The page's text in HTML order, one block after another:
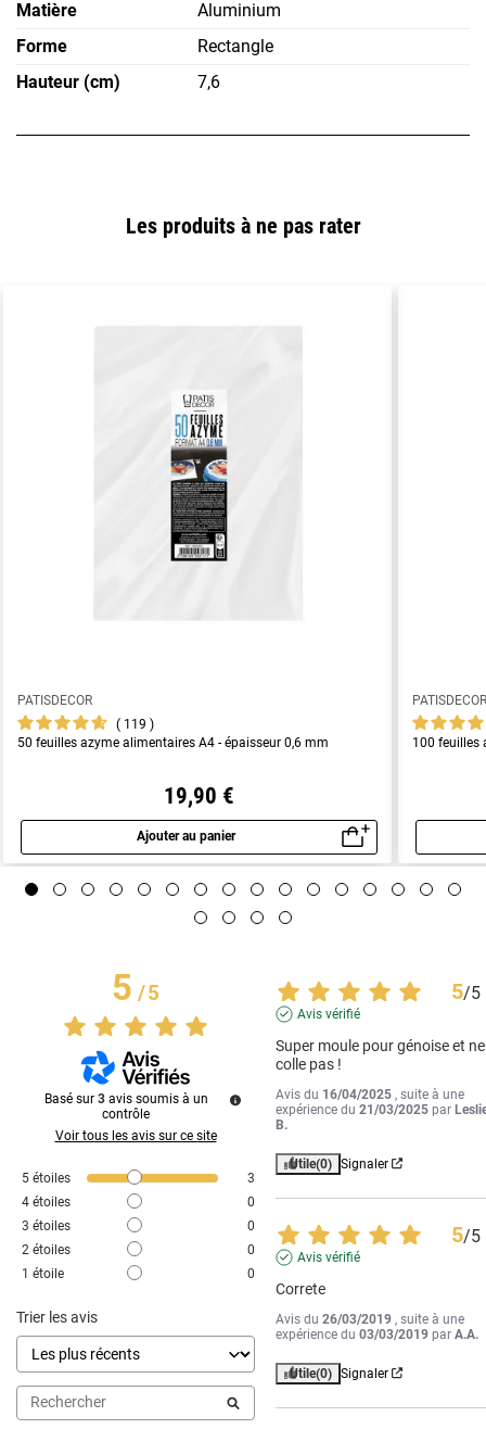
Matière
Aluminium
Forme
Rectangle
Hauteur (cm)
7,6
Les produits à ne pas rater
PATISDECOR
119
50 feuilles azyme alimentaires A4 - épaisseur 0,6 mm
19,90 €
Ajouter au panier
Aperçu rapide
100 feuilles
5/5
Basé sur 3 avis soumis à un
contrôle
Voir tous les avis sur ce site
5 étoiles
3
4 étoiles
0
3 étoiles
0
2 étoiles
0
1 étoile 0
Trier les avis
5/5
Avis vérifié
Super moule pour génoise et ne
colle pas !
Avis du 16/04/2025 , suite à une
expérience du21/03/2025 par
B.
Utile(0) Signaler
5/5
Avis vérifié
Correte
Avis du26/03/2019 , suite à une
expérience du03/03/2019 parA.A.
Utile(0) Signaler